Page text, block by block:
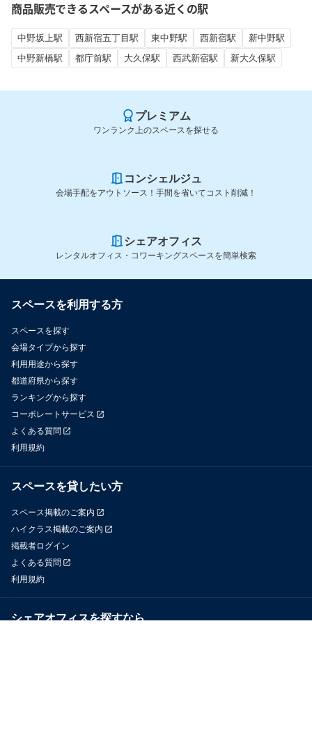
商品販売できるスペースがある近くの駅
中野坂上駅 西新宿五丁目駅 東中野駅 西新宿駅
新中野駅
中野新橋駅
都庁前駅 大久保駅 西武新宿駅 新大久保駅
プレミアム
ワンランク上のスペースを探せる
コンシェルジュ
会場手配をアウトソース！手間を省いてコスト削減！
シェアオフィス
レンタルオフィス・コワーキングスペースを簡単検索
スペースを利用する方
スペースを探す
会場タイプから探す
利用用途から探す
都道府県から探す
ランキングから探す
コーポレートサービス
よくある質問
利用規約
スペースを貸したい方
スペース掲載のご案内
ハイクラス掲載のご案内
掲載者ログイン
よくある質問
利用規約
シェアオフィスを探すなら